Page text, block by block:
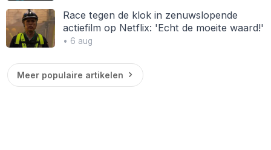
Race tegen de klok in zenuwslopende
actiefilm op Netflix: 'Echt de moeite waard!'
• 6 aug
Meer populaire artikelen